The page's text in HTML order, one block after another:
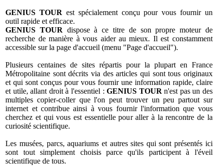
GENIUS TOUR est spécialement conçu pour vous fournir un
outil rapide et efficace.
GENIUS TOURdispose à ce titre de son propre moteur de
recherche de manière à vous aider au mieux. Il est constamment
accessible sur la page d'accueil (menu "Page d'accueil").
Plusieurs centaines de sites répartis pour la plupart en France
Métropolitaine sont décrits via des articles qui sont tous originaux
et qui sont conçus pour vous fournir une information rapide, claire
et utile, allant droit à l'essentiel :GENIUS TOURn'est pas un des
multiples copier-coller que l'on peut trouver un peu partout sur
internet et contribue ainsi à vous fournir l'information que vous
cherchez et qui vous est essentielle pour aller à la rencontre de la
curiosité scientifique.
Les musées, parcs, aquariums et autres sites qui sont présentés ici
sont tout simplement choisis parce qu'ils participent à l'éveil
scientifique de tous.